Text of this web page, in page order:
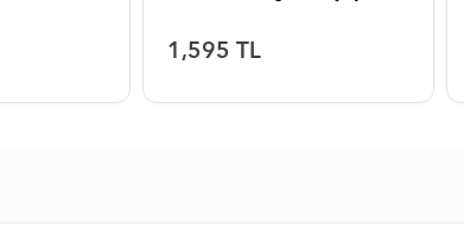
1,595 TL